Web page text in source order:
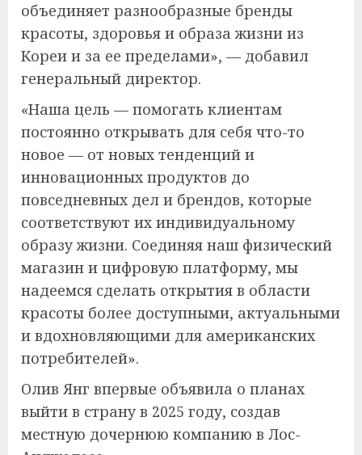
объединяет разнообразные бренды
красоты, здоровья и образа жизни из
Кореи и за ее пределами», — добавил
генеральный директор.
«Наша цель — помогать клиентам
постоянно открывать для себя что-то
новое — от новых тенденций и
инновационных продуктов до
повседневных дел и брендов, которые
соответствуют их индивидуальному
образу жизни. Соединяя наш физический
магазин и цифровую платформу, мы
надеемся сделать открытия в области
красоты более доступными, актуальными
и вдохновляющими для американских
потребителей».
Олив Янг впервые объявила о планах
выйти в страну в 2025 году, создав
местную дочернюю компанию в Лос-